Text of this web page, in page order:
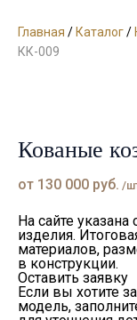
Главная /Каталог/
КК-009
Кованые
от 130 000 руб. /
На сайте
изделия.
материалов,
в конструкции.
Оставить заявку
Если вы хотите
модель,